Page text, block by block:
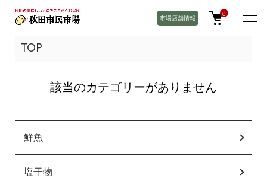
0
市場店舗情報
TOP
該当のカテゴリーがありません
カテゴリー一覧
鮮魚
塩干物